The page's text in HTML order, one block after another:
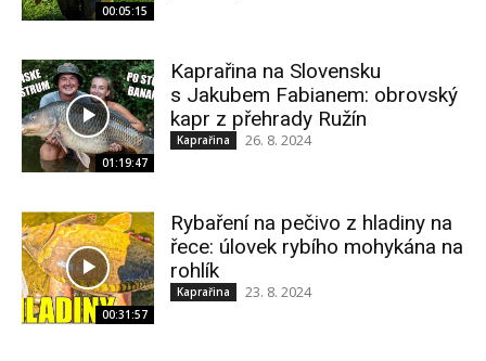
00:05:15
01:19:47
Kaprařina na Slovensku
s Jakubem Fabianem: obrovský
kapr z přehrady Ružín
Kaprařina 26. 8. 2024
00:31:57
Rybaření na pečivo z hladiny na
řece: úlovek rybího mohykána na
rohlík
Kaprařina 23. 8. 2024